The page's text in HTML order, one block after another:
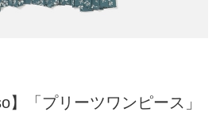
】「プリーツワンピース」